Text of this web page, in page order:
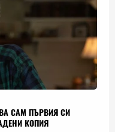
САМ ПЪРВИЯ СИ
КОПИЯ